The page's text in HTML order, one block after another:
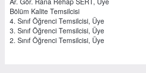
Bölüm Kalite Temsilcisi
4. Sınıf Öğrenci Temsilcisi, Üye
3. Sınıf Öğrenci Temsilcisi, Üye
2. Sınıf Öğrenci Temsilcisi, Üye